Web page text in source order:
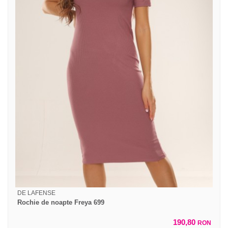
DE LAFENSE
Rochie de noapte Freya 699
190,80 RON